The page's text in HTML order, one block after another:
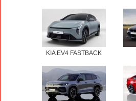
KIA EV4 FASTBACK